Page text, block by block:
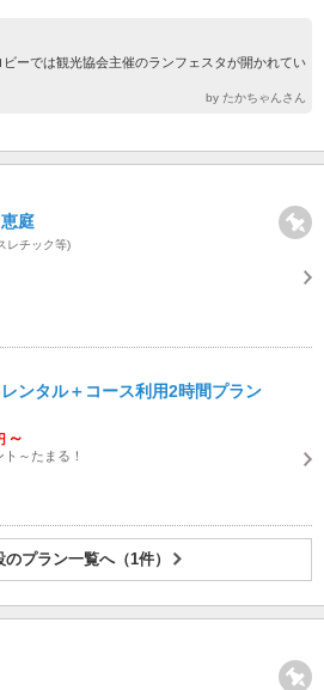
ーでは観光協会主催のランフェスタが開かれてい
by たかちゃんさん
庭
レチック等)
ンタル＋コース利用2時間プラン
～
～たまる！
のプラン一覧へ（1件）